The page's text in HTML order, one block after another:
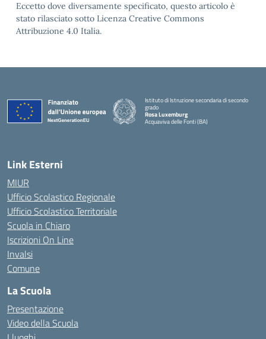
Eccetto dove diversamente specificato, questo articolo è
stato rilasciato sotto Licenza Creative Commons
Attribuzione 4.0 Italia.
Istituto di Istruzione secondaria di secondo
grado
Rosa Luxemburg
Acquaviva delle Fonti (BA)
Link Esterni
MIUR
Ufficio Scolastico Regionale
Ufficio Scolastico Territoriale
Scuola in Chiaro
Iscrizioni On Line
Invalsi
Comune
La Scuola
Presentazione
Video della Scuola